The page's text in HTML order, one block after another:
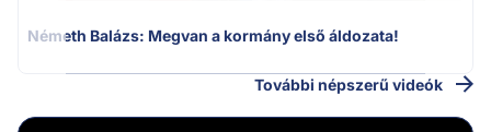
Németh Balázs: Megvan a kormány első áldozata!
További népszerű videók